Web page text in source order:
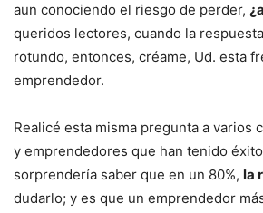
aun conociendo el riesgo de perder,
queridos lectores, cuando la
rotundo, entonces, créame, Ud. esta
emprendedor.
Realicé esta misma pregunta a varios
y emprendedores que han tenido
sorprendería saber que en un 80%, la
dudarlo; y es que un emprendedor